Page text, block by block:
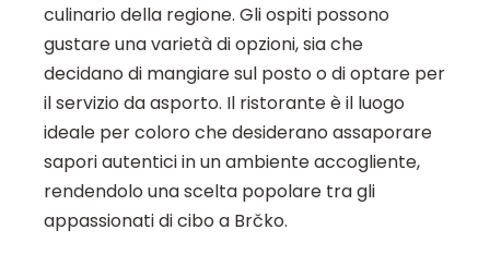
culinario della regione. Gli ospiti possono
gustare una varietà di opzioni, sia che
decidano di mangiare sul posto o di optare per
il servizio da asporto. Il ristorante è il luogo
ideale per coloro che desiderano assaporare
sapori autentici in un ambiente accogliente,
rendendolo una scelta popolare tra gli
appassionati di cibo a Brčko.